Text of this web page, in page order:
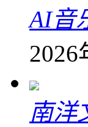
AI音
2026
南洋